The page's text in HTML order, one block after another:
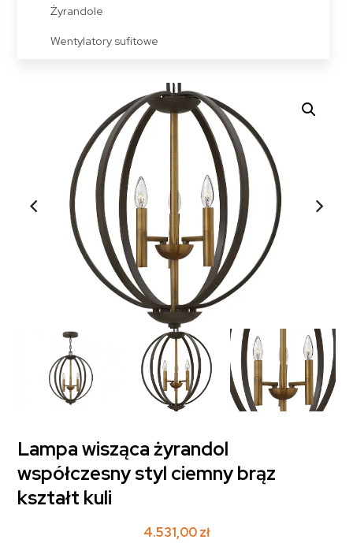
Żyrandole
Wentylatory sufitowe
Lampa wisząca żyrandol
współczesny styl ciemny brąz
kształt kuli
4.531,00zł